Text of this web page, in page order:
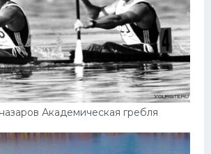
Академическая гребля